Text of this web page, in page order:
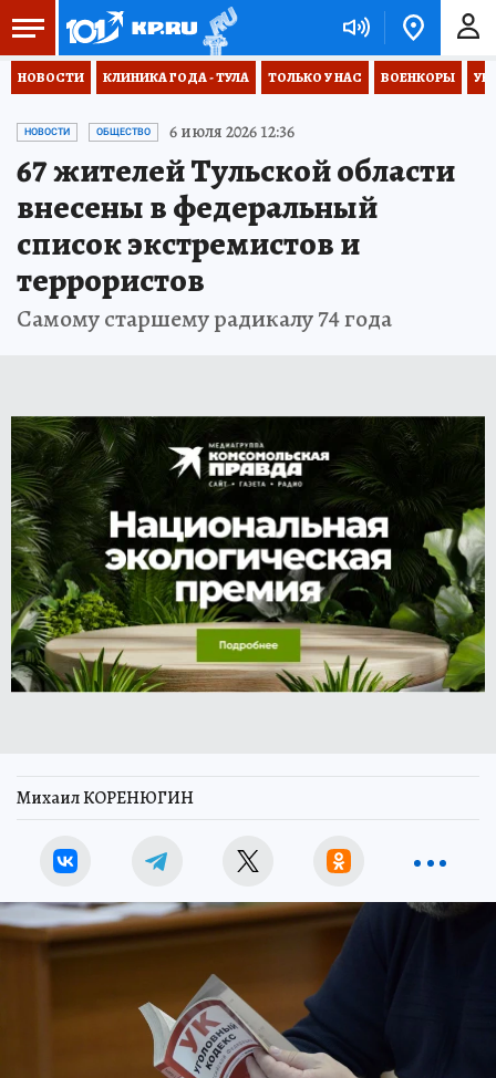
НОВОСТИ КЛИНИКА ГОДА - ТУЛА ТОЛЬКО У НАС ВОЕНКОРЫ
НОВОСТИ ОБЩЕСТВО 6 июля 2026 12:36
67 жителей Тульской области
внесены в федеральный
список экстремистов и
террористов
Самому старшему радикалу 74 года
Михаил КОРЕНЮГИН